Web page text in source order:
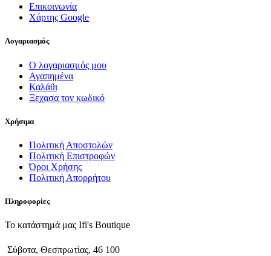
Επικοινωνία
Χάρτης Google
Λογαριασμός
Ο λογαριασμός μου
Αγαπημένα
Καλάθι
Ξεχασα τον κωδικό
Χρήσιμα
Πολιτική Αποστολών
Πολιτική Επιστροφών
Όροι Χρήσης
Πολιτική Απορρήτου
Πληροφορίες
Το κατάστημά μας Ifi's Boutique
Σύβοτα, Θεσπρωτίας, 46 100